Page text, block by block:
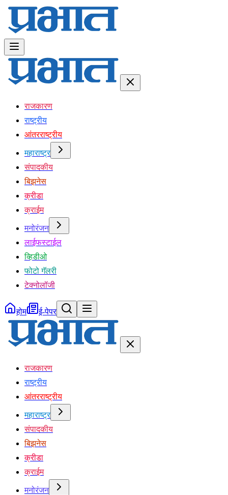
राजकारण
राष्ट्रीय
आंतरराष्ट्रीय
महाराष्ट्र
संपादकीय
बिझनेस
क्रीडा
क्राईम
मनोरंजन
लाईफस्टाईल
व्हिडीओ
फोटो गॅलरी
टेक्नोलॉजी
होम ई-पेपर
राजकारण
राष्ट्रीय
आंतरराष्ट्रीय
महाराष्ट्र
संपादकीय
बिझनेस
क्रीडा
क्राईम
मनोरंजन